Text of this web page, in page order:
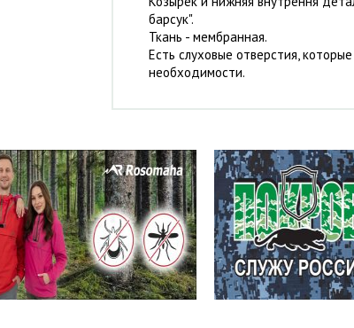
барсук".
Ткань - мембранная.
Есть слуховые отверстия,
необходимости.